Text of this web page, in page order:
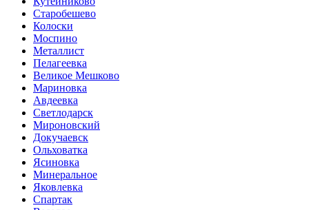
Старобешево
Колоски
Моспино
Металлист
Пелагеевка
Великое Мешково
Мариновка
Авдеевка
Светлодарск
Мироновский
Докучаевск
Ольховатка
Ясиновка
Минеральное
Яковлевка
Спартак